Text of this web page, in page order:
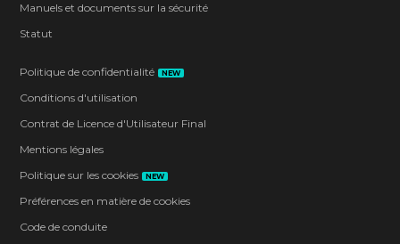
Manuels et documents sur la sécurité
Statut
Politique de confidentialité NEW
Conditions d'utilisation
Contrat de Licence d'Utilisateur Final
Mentions légales
Politique sur les cookies
NEW
Préférences en matière de cookies
Code de conduite